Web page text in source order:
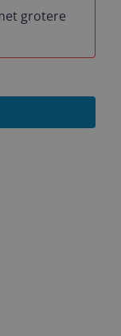
grotere